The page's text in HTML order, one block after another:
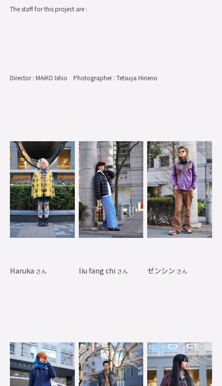
The staff for this project are :
Director : MAiKO Ishio Photographer : Tetsuya Hineno
Haruka さん liu fang chi さん ゼンシン さん